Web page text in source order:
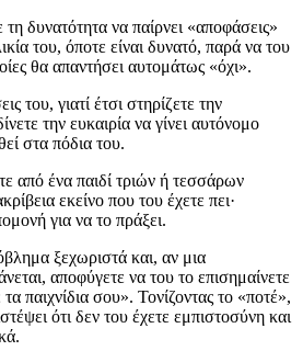
τη δυνατότητα να παίρνει «αποφάσεις»
του, όποτε είναι δυνατό, παρά να του
θα απαντήσει αυτομάτως «όχι».
του, γιατί έτσι στηρίζετε την
την ευκαιρία να γίνει αυτόνομο
στα πόδια του.
από ένα παιδί τριών ή τεσσάρων
εκείνο που του έχετε πει·
για να το πράξει.
ξεχωριστά και, αν μια
αποφύγετε να του το επισημαίνετε
παιχνίδια σου». Τονίζοντας το «ποτέ»,
ότι δεν του έχετε εμπιστοσύνη και